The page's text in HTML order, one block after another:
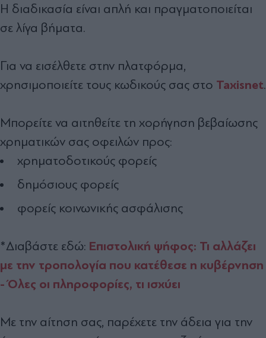
Η διαδικασία είναι απλή και πραγματοποιείται
σε λίγα βήματα.
Για να εισέλθετε στην πλατφόρμα,
χρησιμοποιείτε τους κωδικούς σας στο Taxisnet.
Μπορείτε να αιτηθείτε τη χορήγηση βεβαίωσης
χρηματικών σας οφειλών προς:
χρηματοδοτικούς φορείς
δημόσιους φορείς
φορείς κοινωνικής ασφάλισης
*Διαβάστε εδώ: Επιστολική ψήφος: Τι αλλάζει
με την τροπολογία που κατέθεσε η κυβέρνηση
- Όλες οι πληροφορίες, τι ισχύει
Με την αίτηση σας, παρέχετε την άδεια για την